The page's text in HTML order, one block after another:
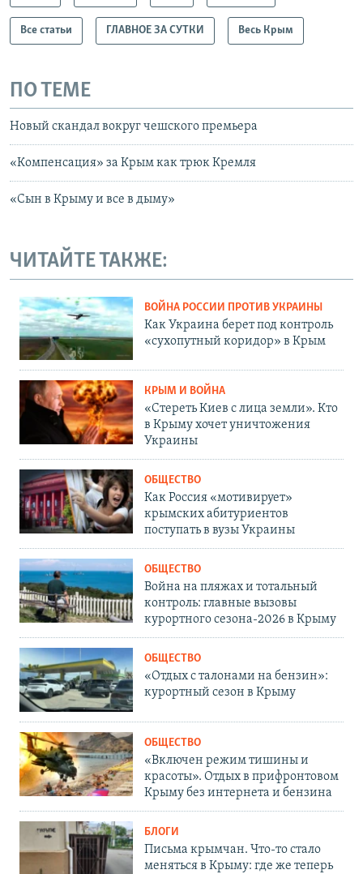
Все статьи ГЛАВНОЕ ЗА СУТКИ Весь Крым
ПО ТЕМЕ
Новый скандал вокруг чешского премьера
«Компенсация» за Крым как трюк Кремля
«Сын в Крыму и все в дыму»
ЧИТАЙТЕ ТАКЖЕ:
ВОЙНА РОССИИ ПРОТИВ УКРАИНЫ
Как Украина берет под контроль
«сухопутный коридор» в Крым
КРЫМ И ВОЙНА
«Стереть Киев с лица земли». Кто
в Крыму хочет уничтожения
Украины
ОБЩЕСТВО
Как Россия «мотивирует»
крымских абитуриентов
поступать в вузы Украины
ОБЩЕСТВО
Война на пляжах и тотальный
контроль: главные вызовы
курортного сезона-2026 в Крыму
ОБЩЕСТВО
«Отдых с талонами на бензин»:
курортный сезон в Крыму
ОБЩЕСТВО
«Включен режим тишины и
красоты». Отдых в прифронтовом
Крыму без интернета и бензина
БЛОГИ
Письма крымчан. Что-то стало
меняться в Крыму: где же теперь